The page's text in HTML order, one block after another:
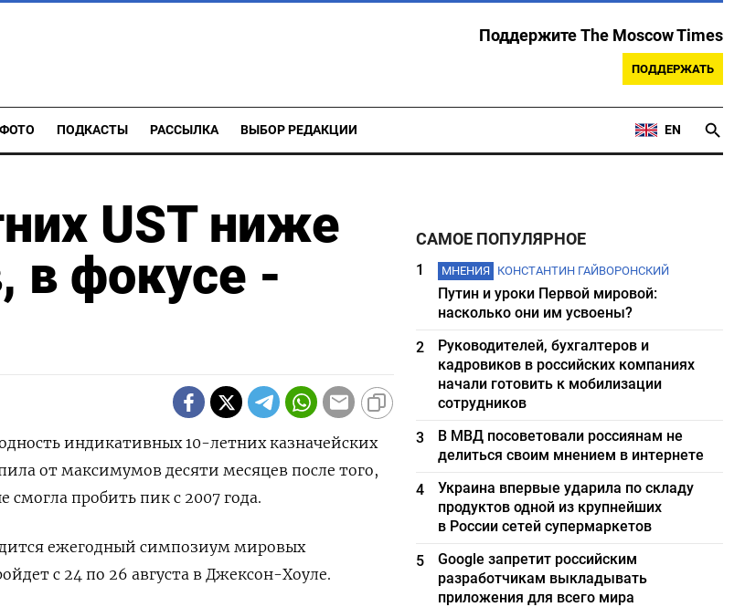
Поддержите The Moscow Times
ПОДДЕРЖАТЬ
ФОТО ПОДКАСТЫ РАССЫЛКА ВЫБОР РЕДАКЦИИ EN
UST ниже
в фокусе -
индикативных 10-летних казначейских
от максимумов десяти месяцев после того,
смогла пробить пик с 2007 года.
ежегодный симпозиум мировых
с 24 по 26 августа в Джексон-Хоуле.
САМОЕ ПОПУЛЯРНОЕ
1 МНЕНИЯ КОНСТАНТИН ГАЙВОРОНСКИЙ
Путин и уроки Первой мировой:
насколько они им усвоены?
2
Руководителей, бухгалтеров и
кадровиков в российских компаниях
начали готовить к мобилизации
сотрудников
3
В МВД посоветовали россиянам не
делиться своим мнением в интернете
4
Украина впервые ударила по складу
продуктов одной из крупнейших
в России сетей супермаркетов
5
Google запретит российским
разработчикам выкладывать
приложения для всего мира